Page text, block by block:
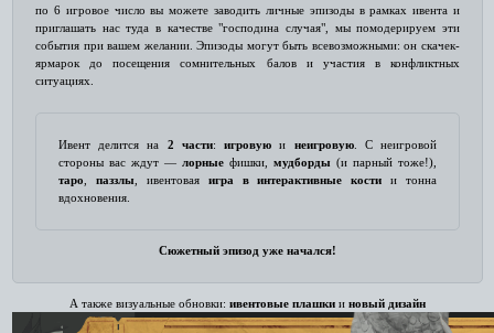
по 6 игровое число вы можете заводить личные эпизоды в рамках ивента и
приглашать нас туда в качестве "господина случая", мы помодерируем эти
события при вашем желании. Эпизоды могут быть всевозможными: он скачек-
ярмарок до посещения сомнительных балов и участия в конфликтных
ситуациях.
Ивент делится на 2 части:игровую и неигровую. С неигровой
стороны вас ждут — лорные фишки, мудборды (и парный тоже!),
таро
паззлы, ивентовая игра в интерактивные костии тонна
вдохновения.
Сюжетный эпизод уже начался!
А также визуальные обновки: ивентовые плашки и новый дизайн